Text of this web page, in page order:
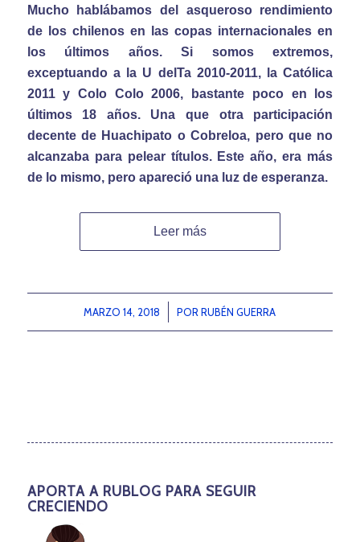
Mucho hablábamos del asqueroso rendimiento
de los chilenos en las copas internacionales en
los últimos años. Si somos extremos,
exceptuando a la U delTa 2010-2011, la Católica
2011 y Colo Colo 2006, bastante poco en los
últimos 18 años. Una que otra participación
decente de Huachipato o Cobreloa, pero que no
alcanzaba para pelear títulos. Este año, era más
de lo mismo, pero apareció una luz de esperanza.
Leer más
MARZO 14, 2018
/ PORRUBÉN GUERRA
APORTA A RUBLOG PARA SEGUIR
CRECIENDO